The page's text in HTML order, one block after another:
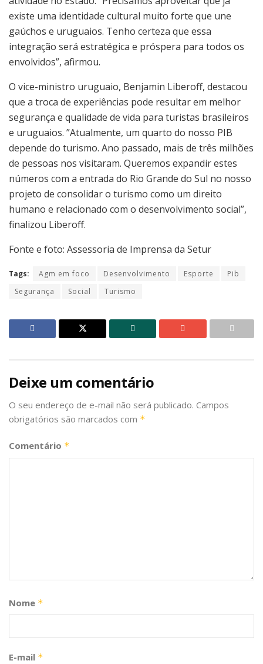
existe uma identidade cultural muito forte que une
gaúchos e uruguaios. Tenho certeza que essa
integração será estratégica e próspera para todos os
envolvidos”, afirmou.
O vice-ministro uruguaio, Benjamin Liberoff, destacou
que a troca de experiências pode resultar em melhor
segurança e qualidade de vida para turistas brasileiros
e uruguaios. ”Atualmente, um quarto do nosso PIB
depende do turismo. Ano passado, mais de três milhões
de pessoas nos visitaram. Queremos expandir estes
números com a entrada do Rio Grande do Sul no nosso
projeto de consolidar o turismo como um direito
humano e relacionado com o desenvolvimento social”,
finalizou Liberoff.
Fonte e foto: Assessoria de Imprensa da Setur
Tags: Agm em foco Desenvolvimento Esporte
Pib
Segurança
Social Turismo
Deixe um comentário
O seu endereço de e-mail não será publicado. Campos
obrigatórios são marcados com *
Comentário *
Nome *
E-mail *